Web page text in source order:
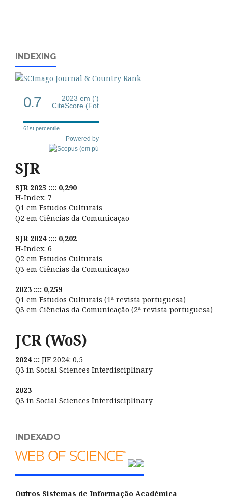
INDEXING
0.7
2023 em (')
CiteScore (Fot
61st percentile
Powered by
SJR
SJR 2025 :::: 0,290
H-Index: 7
Q1 em Estudos Culturais
Q2 em Ciências da Comunicação
SJR 2024 :::: 0,202
H-Index: 6
Q2 em Estudos Culturais
Q3 em Ciências da Comunicação
2023 :::: 0,259
Q1 em Estudos Culturais (1ª revista portuguesa)
Q3 em Ciências da Comunicação (2ª revista portuguesa)
JCR (WoS)
2024 ::: JIF 2024: 0,5
Q3 in Social Sciences Interdisciplinary
2023
Q3 in Social Sciences Interdisciplinary
INDEXADO
Outros Sistemas de Informação Académica